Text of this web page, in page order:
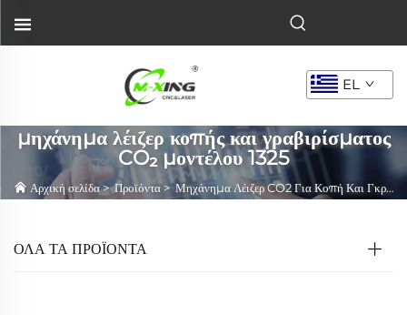
EL
μηχάνημα λέιζερ κοπής και γραβιρίσματος
CO₂ μοντέλου 1325
Αρχική σελίδα>Προϊόντα>Μηχάνημα Λέιζερ CO2 Για Κοπή Και Γκραβούρα
ΟΛΑ ΤΑ ΠΡΟΪΟΝΤΑ